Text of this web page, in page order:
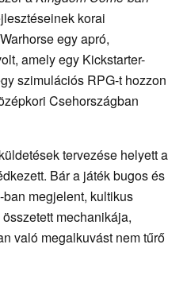
korai
egy apró,
amely egy Kickstarter-
szimulációs RPG-t hozzon
Csehországban
tervezése helyett a
Bár a játék bugos és
megjelent, kultikus
mechanikája,
való megalkuvást nem tűrő